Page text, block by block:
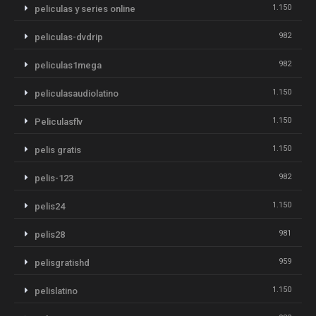
peliculas y series online 1.150
peliculas-dvdrip 982
peliculas1mega 982
peliculasaudiolatino 1.150
Peliculasflv 1.150
pelis gratis 1.150
pelis-123 982
pelis24 1.150
pelis28 981
pelisgratishd 959
pelislatino 1.150